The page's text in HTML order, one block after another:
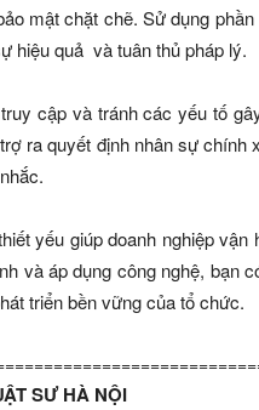
mật chặt chẽ. Sử dụng
hiệu quả và tuân thủ pháp lý.
cập và tránh các yếu tố
ra quyết định nhân sự
yếu giúp doanh nghiệp vận
và áp dụng công nghệ, bạn
triển bền vững của tổ chức.
SƯ HÀ NỘI